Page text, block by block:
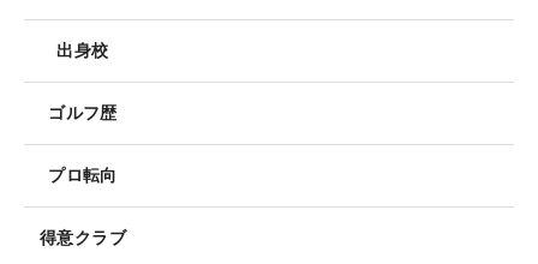
出身校
ゴルフ歴
プロ転向
得意クラブ